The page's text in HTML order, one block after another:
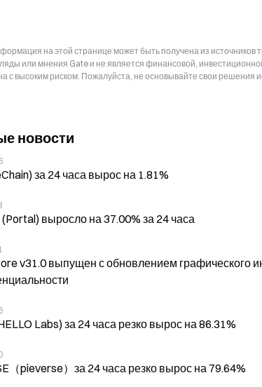
на этой странице может быть получена из источников
или мнения Gate и не является финансовой,
с высоким риском. Пожалуйста, не основывайте свои
новости
за 24 часа вырос на 1.81%
(Portal) выросло на 37.00% за 24 часа
v31.0 выпущен с обновлением
Labs) за 24 часа резко вырос на 86.31%
（pieverse）за 24 часа резко вырос на 79.64%